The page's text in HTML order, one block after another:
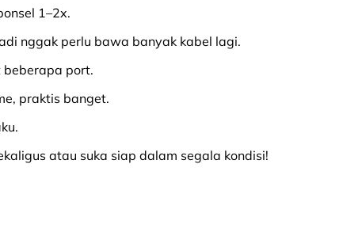
1–2x.
nggak perlu bawa banyak kabel lagi.
port.
praktis banget.
atau suka siap dalam segala kondisi!